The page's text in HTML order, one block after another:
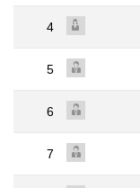
4
5
6
7